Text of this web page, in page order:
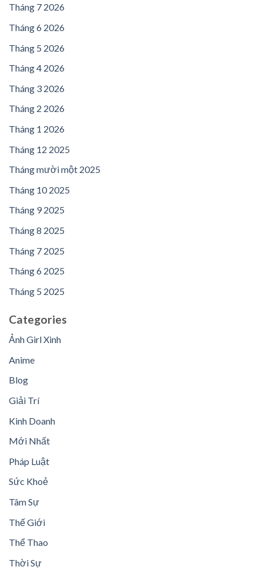
Tháng 7 2026
Tháng 6 2026
Tháng 5 2026
Tháng 4 2026
Tháng 3 2026
Tháng 2 2026
Tháng 1 2026
Tháng 12 2025
Tháng mười một 2025
Tháng 10 2025
Tháng 9 2025
Tháng 8 2025
Tháng 7 2025
Tháng 6 2025
Tháng 5 2025
Categories
Ảnh Girl Xinh
Anime
Blog
Giải Trí
Kinh Doanh
Mới Nhất
Pháp Luật
Sức Khoẻ
Tâm Sự
Thế Giới
Thể Thao
Thời Sự